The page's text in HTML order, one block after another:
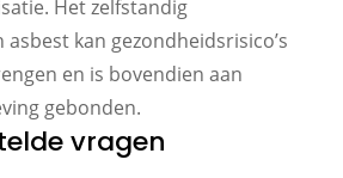
Het zelfstandig
kan gezondheidsrisico’s
en is bovendien aan
gebonden.
vragen